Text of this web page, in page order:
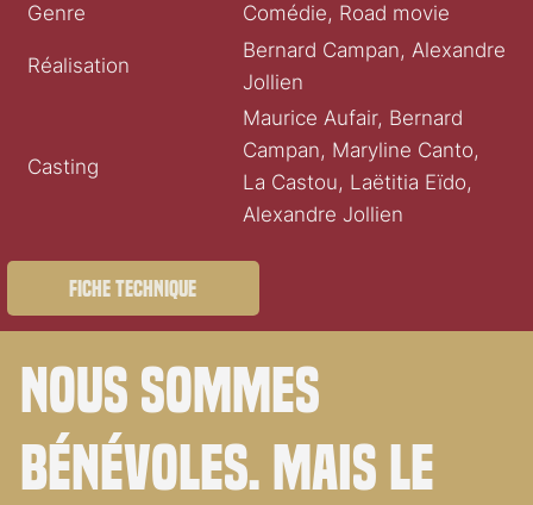
Genre
Comédie, Road movie
Réalisation
Bernard Campan, Alexandre
Jollien
Casting
Maurice Aufair, Bernard
Campan, Maryline Canto,
La Castou, Laëtitia Eïdo,
Alexandre Jollien
Fiche technique
Nous sommes
bénévoles. Mais le